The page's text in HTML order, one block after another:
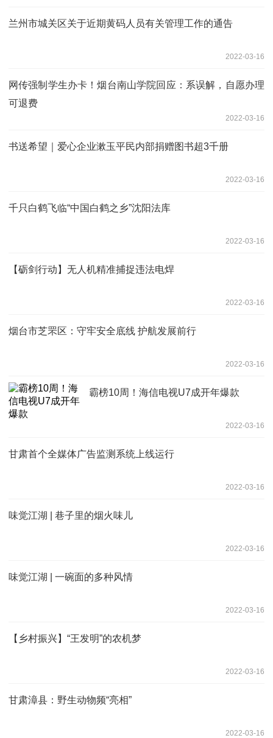
兰州市城关区关于近期黄码人员有关管理工作的通告
2022-03-16
网传强制学生办卡！烟台南山学院回应：系误解，自愿办理
可退费
2022-03-16
书送希望｜爱心企业漱玉平民内部捐赠图书超3千册
2022-03-16
千只白鹤飞临“中国白鹤之乡”沈阳法库
2022-03-16
【砺剑行动】无人机精准捕捉违法电焊
2022-03-16
烟台市芝罘区：守牢安全底线 护航发展前行
2022-03-16
霸榜10周！海信电视U7成开年爆款
2022-03-16
甘肃首个全媒体广告监测系统上线运行
2022-03-16
味觉江湖 | 巷子里的烟火味儿
2022-03-16
味觉江湖 | 一碗面的多种风情
2022-03-16
【乡村振兴】“王发明”的农机梦
2022-03-16
甘肃漳县：野生动物频“亮相”
2022-03-16